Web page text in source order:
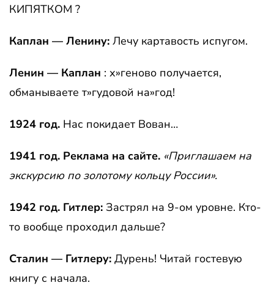
КИПЯТКОМ ?
Каплан — Ленину: Лечу картавость испугом.
Ленин — Каплан : х»геново получается,
обманываете т»гудовой на»год!
1924 год. Нас покидает Вован…
1941 год. Реклама на сайте. «Приглашаем на
экскурсию по золотому кольцу России».
1942 год. Гитлер: Застрял на 9-ом уровне. Кто-
то вообще проходил дальше?
Сталин — Гитлеру: Дурень! Читай гостевую
книгу с начала.